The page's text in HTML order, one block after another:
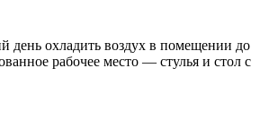
день охладить воздух в помещении до
рабочее место — стулья и стол с